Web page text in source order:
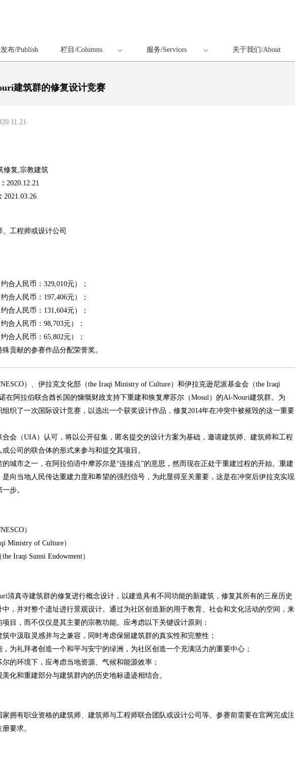
发布/Publish 栏目/Columns 服务/Services 关于我们/About
建筑群的修复设计竞赛
修复,宗教建筑
2020.12.21
2021.03.26
工程师或设计公司
合人民币：329,010元）；
合人民币：197,406元）；
合人民币：131,604元）；
合人民币：98,703元）；
合人民币：65,802元）；
贡献的参赛作品分配荣誉奖。
）、伊拉克文化部（the Iraqi Ministry of Culture）和伊拉克逊尼派基金会（the Iraqi
在阿拉伯联合酋长国的慷慨财政支持下重建和恢复摩苏尔（Mosul）的Al-Nouri建筑群。为
织了一次国际设计竞赛，以选出一个获奖设计作品，修复2014年在冲突中被摧毁的这一重要
会（UIA）认可，将以公开征集，匿名提交的设计方案为基础，邀请建筑师、建筑师和工程
公司的联合体的形式来参与和提交其项目。
城市之一，在阿拉伯语中摩苏尔是“连接点”的意思，然而现在正处于重建过程的开始。重建
向当地人民传达重建力度和希望的强烈信号，为此显得至关重要，这是在冲突后伊拉克实现
步。
）
Ministry of Culture）
Iraqi Sunni Endowment）
清真寺建筑群的修复进行概念设计，以建造具有不同功能的新建筑，修复其所有的三座历史
，并对整个遗址进行景观设计。通过为社区创造新的用于教育、社会和文化活动的空间，来
目，而不仅仅是其主要的宗教功能。应考虑以下关键设计原则：
中汲取灵感并与之兼容，同时考虑保留建筑群的真实性和完整性；
为礼拜者创造一个和平与安宁的绿洲，为社区创造一个充满活力的重要中心；
的环境下，应考虑当地资源、气候和能源效率；
化和重建部分与建筑群内的历史地标遗迹相结合。
拥有职业资格的建筑师、建筑师与工程师联合团队或设计公司等。参赛前需要在官网完成注
要求。